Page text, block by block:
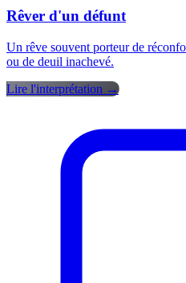
Rêver d'un défunt
Un rêve souvent porteur de
ou de deuil inachevé.
Lire l'interprétation →